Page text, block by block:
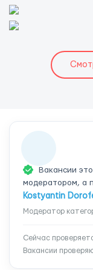
Вакансии
модератором, а
Kostyantin
Модератор
Сейчас
Вакансии